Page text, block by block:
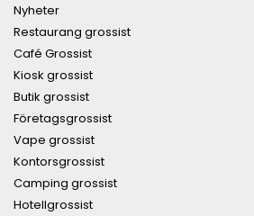
Nyheter
Restaurang grossist
Café Grossist
Kiosk grossist
Butik grossist
Företagsgrossist
Vape grossist
Kontorsgrossist
Camping grossist
Hotellgrossist